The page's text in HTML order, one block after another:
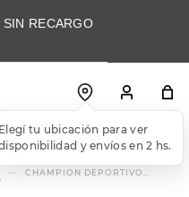
SIN RECARGO
Elegí tu ubicación para ver
y envíos en 2 hs.
CHAMPION DEPORTIVO
MÁS